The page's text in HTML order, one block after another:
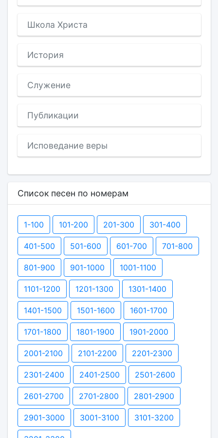
Школа Христа
История
Служение
Публикации
Исповедание веры
Список песен по номерам
1-100 101-200 201-300 301-400
401-500 501-600 601-700 701-800
801-900 901-1000 1001-1100
1101-1200 1201-1300 1301-1400
1401-1500 1501-1600 1601-1700
1701-1800 1801-1900 1901-2000
2001-2100 2101-2200 2201-2300
2301-2400 2401-2500 2501-2600
2601-2700 2701-2800 2801-2900
2901-3000 3001-3100 3101-3200